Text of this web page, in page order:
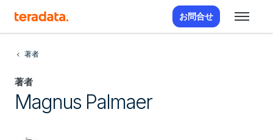
お問合せ
著者
著者
Magnus Palmaer